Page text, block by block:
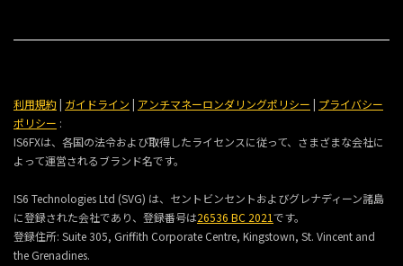
利用規約| ガイドライン | アンチマネーロンダリングポリシー | プライバシー
ポリシー :
IS6FXは、各国の法令および取得したライセンスに従って、さまざまな会社に
よって運営されるブランド名です。
IS6 Technologies Ltd (SVG) は、セントビンセントおよびグレナディーン諸島
に登録された会社であり、登録番号は26536 BC 2021です。
登録住所: Suite 305, Griffith Corporate Centre, Kingstown, St. Vincent and
the Grenadines.